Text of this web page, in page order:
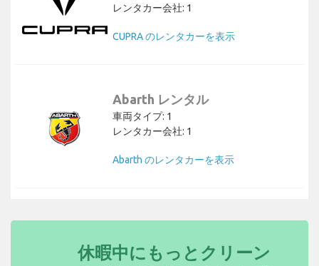
レンタカー会社: 1
CUPRA のレンタカーを表示
Abarth レンタル
車両タイプ: 1
レンタカー会社: 1
Abarth のレンタカーを表示
休暇中にもっとクリーン